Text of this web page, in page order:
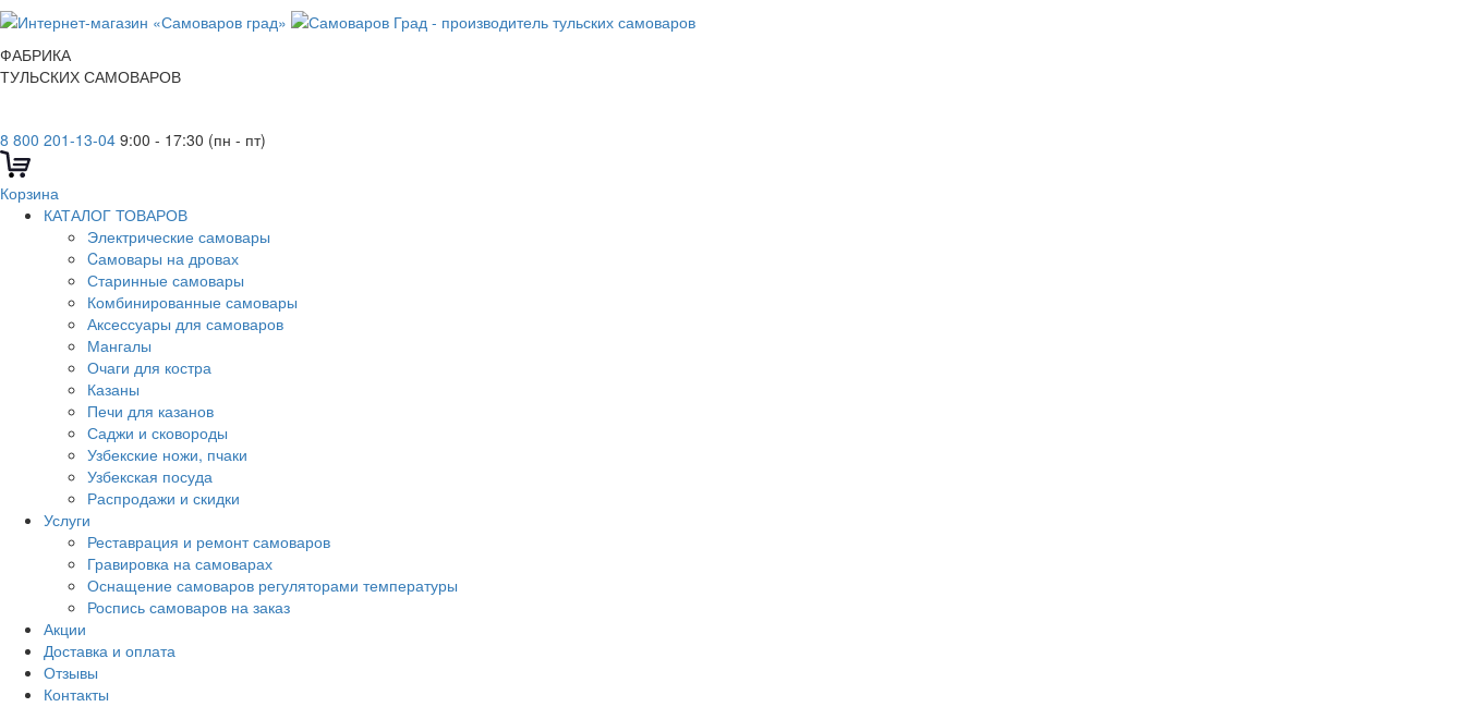
ФАБРИКА
ТУЛЬСКИХ САМОВАРОВ
8 800 201-13-04 9:00 - 17:30 (пн - пт)
Корзина
КАТАЛОГ ТОВАРОВ
Электрические самовары
Cамовары на дровах
Старинные самовары
Комбинированные самовары
Аксессуары для самоваров
Мангалы
Очаги для костра
Казаны
Печи для казанов
Саджи и сковороды
Узбекские ножи, пчаки
Узбекская посуда
Распродажи и скидки
Услуги
Реставрация и ремонт самоваров
Гравировка на самоварах
Оснащение самоваров регуляторами температуры
Роспись самоваров на заказ
Акции
Доставка и оплата
Отзывы
Контакты